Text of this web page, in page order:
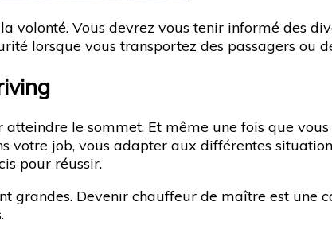
volonté. Vous devrez vous tenir informé des
lorsque vous transportez des passagers ou
le sommet. Et même une fois que
votre job, vous adapter aux différentes
pour réussir.
grandes. Devenir chauffeur de maître est